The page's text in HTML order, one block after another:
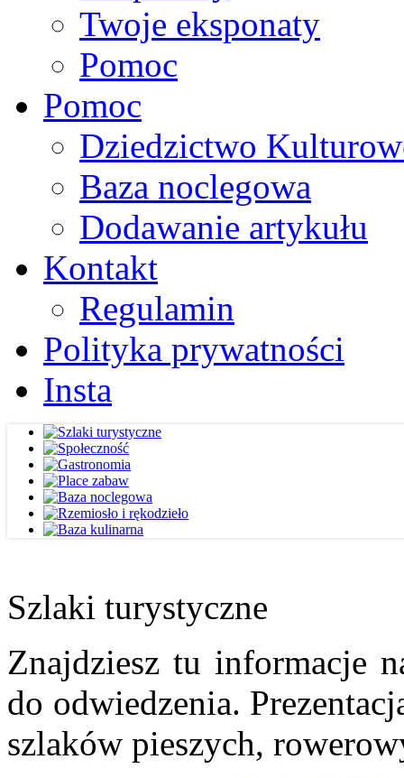
Twoje eksponaty
Pomoc
Pomoc
Dziedzictwo
Baza noclegowa
Dodawanie artykułu
Kontakt
Regulamin
Polityka prywatności
Insta
Szlaki turystyczne
Znajdziesz tu informacje
do odwiedzenia.
szlaków pieszych,